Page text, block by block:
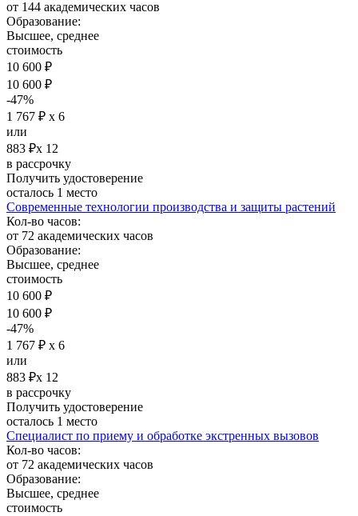
от 144 академических часов
Образование:
Высшее, среднее
стоимость
10 600 ₽
10 600 ₽
-47%
1 767 ₽ х 6
или
883 ₽х 12
в рассрочку
Получить удостоверение
осталось 1 место
Современные технологии производства и защиты растений
Кол-во часов:
от 72 академических часов
Образование:
Высшее, среднее
стоимость
10 600 ₽
10 600 ₽
-47%
1 767 ₽ х 6
или
883 ₽х 12
в рассрочку
Получить удостоверение
осталось 1 место
Специалист по приему и обработке экстренных вызовов
Кол-во часов:
от 72 академических часов
Образование:
Высшее, среднее
стоимость